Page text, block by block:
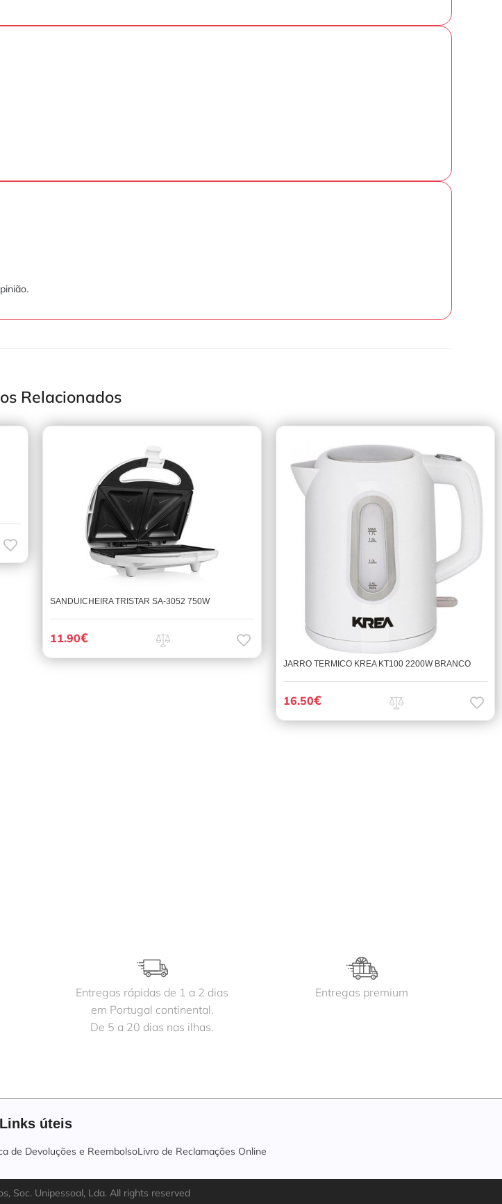
Relacionados
SANDUICHEIRA TRISTAR SA-3052 750W
11.90€
JARRO TERMICO KREA KT100 2200W BRANCO
16.50€
Entregas rápidas de 1 a 2 dias
em Portugal continental.
De 5 a 20 dias nas ilhas.
Entregas premium
Links úteis
de Devoluções e ReembolsoLivro de Reclamações Online
Soc. Unipessoal, Lda. All rights reserved